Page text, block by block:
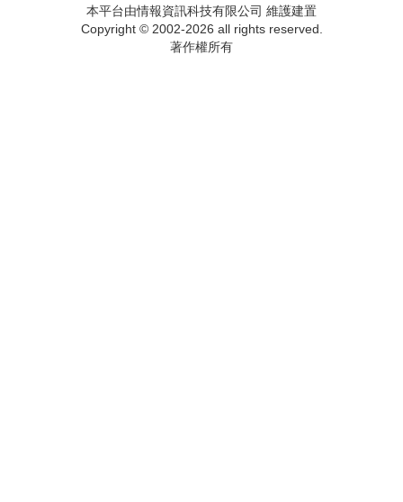
本平台由情報資訊科技有限公司 維護建置
Copyright © 2002-2026 all rights reserved.
著作權所有